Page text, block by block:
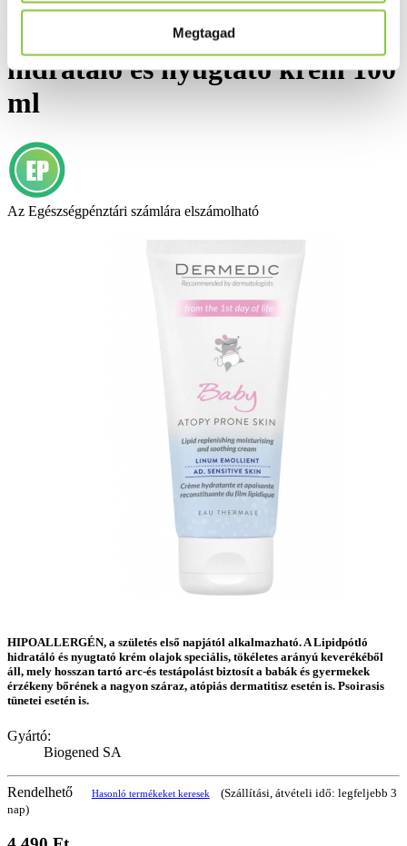
Megtagad
Dermedic Baby Lipidpótló
hidratáló és nyugtató krém 100
ml
Az Egészségpénztári számlára elszámolható
HIPOALLERGÉN, a születés első napjától alkalmazható. A Lipidpótló
hidratáló és nyugtató krém olajok speciális, tökéletes arányú keverékéből
áll, mely hosszan tartó arc-és testápolást biztosít a babák és gyermekek
érzékeny bőrének a nagyon száraz, atópiás dermatitisz esetén is. Psoirasis
tünetei esetén is.
Gyártó:
Biogened SA
Rendelhető Hasonló termékeket keresek
(Szállítási, átvételi idő: legfeljebb 3
nap)